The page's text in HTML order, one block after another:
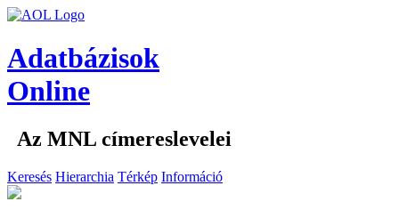
Adatbázisok
Online
Az MNL címereslevelei
Keresés Hierarchia Térkép Információ